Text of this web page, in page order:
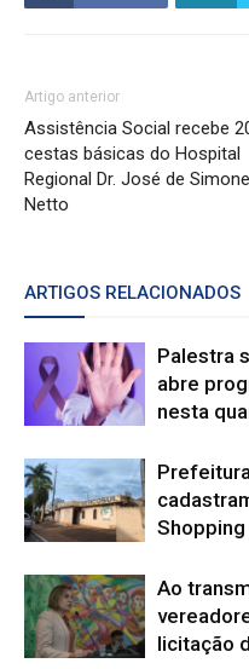
Artigo anterior
Assistência Social recebe
cestas básicas do Hospital
Regional Dr. José de Simone
Netto
ARTIGOS RELACIONADOS
Palestra
abre
nesta
Ao
licitação